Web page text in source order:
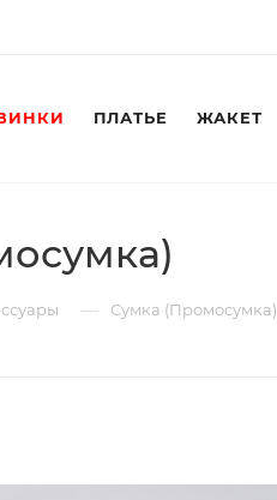
ПЛАТЬЕ ЖАКЕТ
— Сумка (Промосумка)